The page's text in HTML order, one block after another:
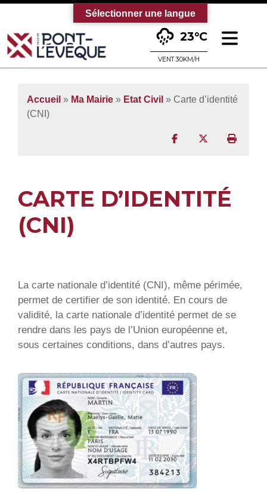
Bienvenue sur le site officiel de la
23°C
VENT 30KM/H
Accueil » Ma Mairie » Etat Civil » Carte d’identité
(CNI)
Partager surPartager sur
CARTE D’IDENTITÉ
(CNI)
La carte nationale d’identité (CNI), même périmée,
permet de certifier de son identité. En cours de
validité, la carte nationale d’identité permet de se
rendre dans les pays de l’Union européenne et,
sous certaines conditions, dans d’autres pays.
Sélectionner une langue